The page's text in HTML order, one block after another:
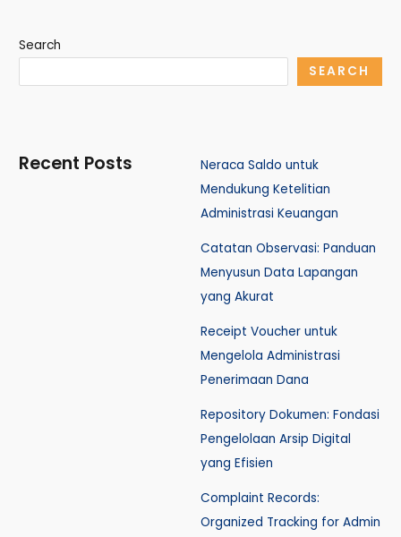
Search
SEARCH
Recent Posts
Neraca Saldo untuk
Mendukung Ketelitian
Administrasi Keuangan
Catatan Observasi: Panduan
Menyusun Data Lapangan
yang Akurat
Receipt Voucher untuk
Mengelola Administrasi
Penerimaan Dana
Repository Dokumen: Fondasi
Pengelolaan Arsip Digital
yang Efisien
Complaint Records:
Organized Tracking for Admin